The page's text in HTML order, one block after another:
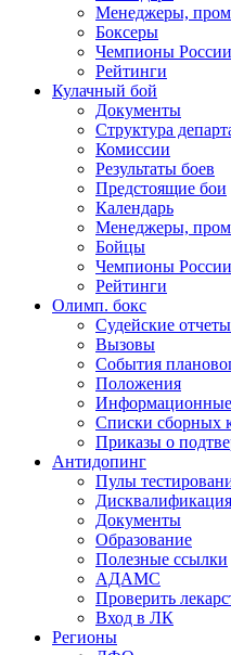
Менеджеры,
Боксеры
Чемпионы России
Рейтинги
Кулачный бой
Документы
Структура
Комиссии
Результаты боев
Предстоящие бои
Календарь
Менеджеры,
Бойцы
Чемпионы России
Рейтинги
Олимп. бокс
Судейские
Вызовы
События
Положения
Списки сборных
Приказы о
Антидопинг
Пулы
Дисквалификация
Документы
Образование
Полезные ссылки
АДАМС
Проверить
Вход в ЛК
Регионы